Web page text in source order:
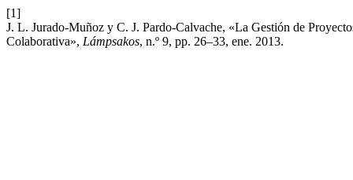
[1]
J. L. Jurado-Muñoz y C. J. Pardo-Calvache, «La Gestión de
Colaborativa», Lámpsakos, n.º 9, pp. 26–33, ene. 2013.